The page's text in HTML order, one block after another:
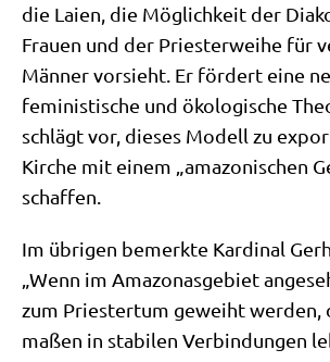
die Lai­en, die Mög­lich­keit der
Frau­en und der Prie­ster­wei­he für
Män­ner vor­sieht. Er för­dert eine
femi­ni­sti­sche und öko­lo­gi­sche
schlägt vor, die­ses Modell zu
Kir­che mit einem „ama­zo­ni­schen
schaffen.
Im übri­gen bemerk­te Kar­di­nal
„Wenn im Ama­zo­nas­ge­biet
zum Prie­ster­tum geweiht
ma­ßen in sta­bi­len Ver­bin­dun­gen